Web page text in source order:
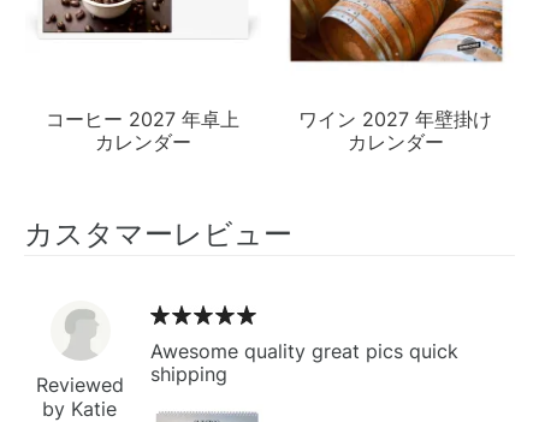
コーヒー 2027 年卓上
カレンダー
ワイン 2027 年壁掛け
カレンダー
カスタマーレビュー
Reviewed
by Katie
Awesome quality great pics quick
shipping